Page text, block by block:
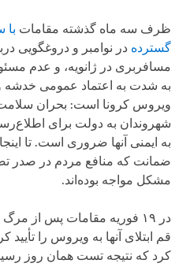
ظرف سه ماه گذشته مقامات
گسترده در نوامبر و دروغگویی
مسافربری در ژانویه، و عدم
به شدت به اعتماد عمومی خدشه
ویروس کرونا است: بحران
شهروندان به دولت برای
به ایمنی آنها ضروری است. تا
ضمانت که منافع مردم در صدر
مشکل مواجه بوده‌اند.
در ۱۹ فوریه مقامات پس از
قم ابتلای آنها به ویروس را
کرد که نتیجه تست همان روز